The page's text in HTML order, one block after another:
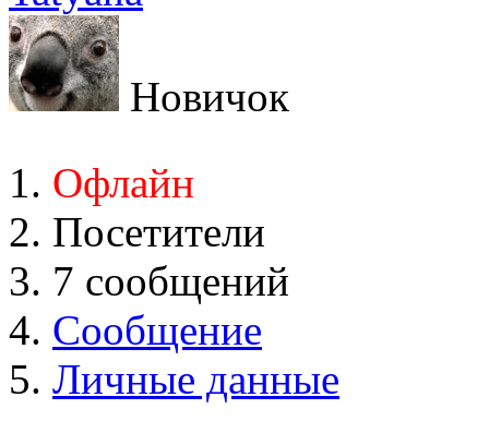
Новичок
Офлайн
Посетители
7 сообщений
Сообщение
Личные данные